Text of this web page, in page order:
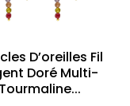
D’oreilles Fil
Doré Multi-
Tourmaline...